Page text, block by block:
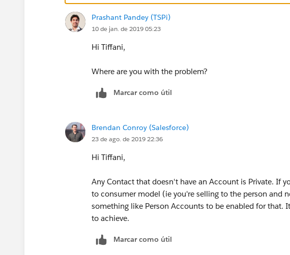
Prashant Pandey (TSPi)
10 de jan. de 2019 05:23
Hi Tiffani,
Where are you with the problem?
Marcar como útil
Brendan Conroy (Salesforce)
23 de ago. de 2019 22:36
Hi Tiffani,
Any Contact that doesn't have an Account is Private. If
to consumer model (ie you're selling to the person and
something like Person Accounts to be enabled for that.
to achieve.
Marcar como útil